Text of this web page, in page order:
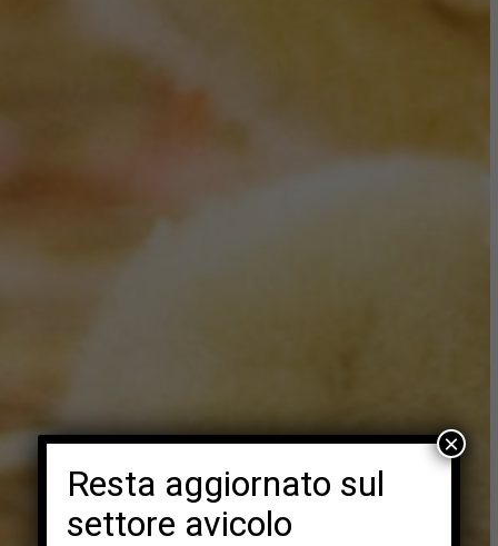
Resta aggiornato sul
settore avicolo
×